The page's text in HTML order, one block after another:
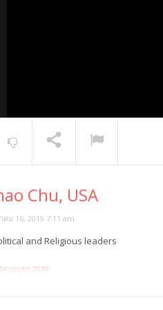
NOW PLAYING
Chu, USA
ม 16, 2019 7:11 am
and Religious leaders
สาขบูชา 2019